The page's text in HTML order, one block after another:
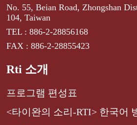
No. 55, Beian Road, Zhongshan
104, Taiwan
TEL : 886-2-28856168
FAX : 886-2-28855423
Rti 소개
프로그램 편성표
<타이완의 소리-RTI> 한국어